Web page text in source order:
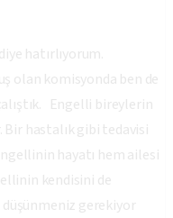
hatırlıyorum.
olan komisyonda ben de
Engelli bireylerin
hastalık gibi tedavisi
hayatı hem ailesi
kendisini de
gerekiyor